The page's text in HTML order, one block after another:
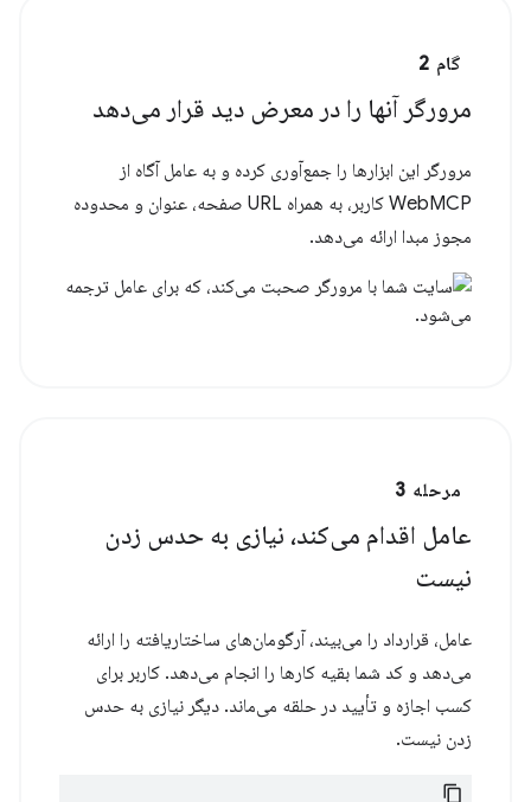
گام 2
مرورگر آنها را در معرض دید قرار می‌دهد
مرورگر این ابزارها را جمع‌آوری کرده و به عامل آگاه از
WebMCP کاربر، به همراه URL صفحه، عنوان و محدوده
مجوز مبدا ارائه می‌دهد.
مرحله 3
عامل اقدام می‌کند، نیازی به حدس زدن
نیست
عامل، قرارداد را می‌بیند، آرگومان‌های ساختاریافته را ارائه
می‌دهد و کد شما بقیه کارها را انجام می‌دهد. کاربر برای
کسب اجازه و تأیید در حلقه می‌ماند. دیگر نیازی به حدس
زدن نیست.